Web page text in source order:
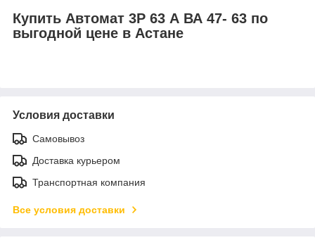
Купить Автомат 3Р 63 А ВА 47- 63 по
выгодной цене в Астане
Условия доставки
Самовывоз
Доставка курьером
Транспортная компания
Все условия доставки